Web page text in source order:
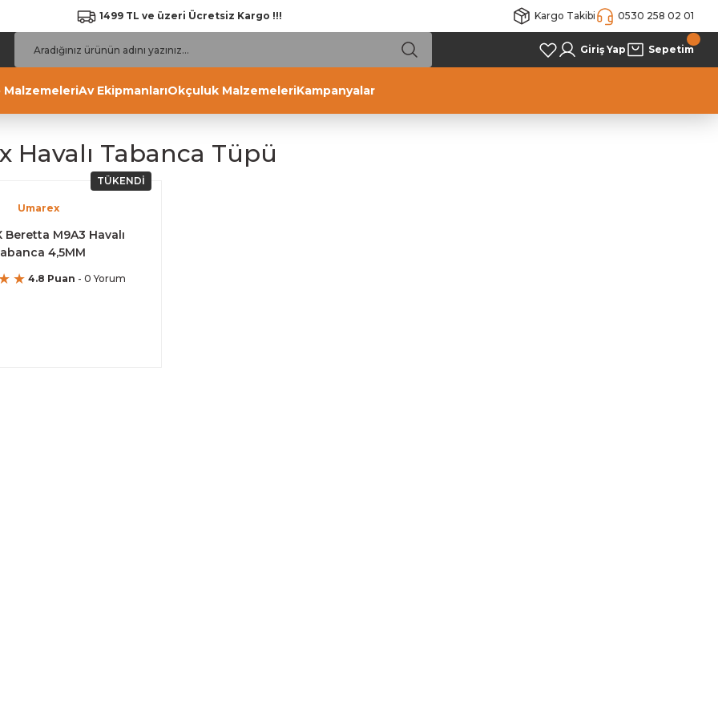
1499 TL ve üzeri Ücretsiz Kargo !!! Kargo Takibi 0530 258 02 01
Giriş Yap Sepetim
MalzemeleriAv EkipmanlarıOkçuluk MalzemeleriKampanyalar
Havalı Tabanca Tüpü
TÜKENDİ
Umarex
Beretta M9A3 Havalı
4,5MM
4.8 Puan - 0 Yorum